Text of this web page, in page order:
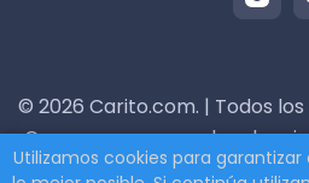
© 2026 Carito.com. | Todos
¡Compramos su coche al
CodiCo.io
Utilizamos cookies para